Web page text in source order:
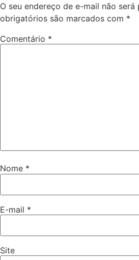
O seu endereço de e-mail não será
obrigatórios são marcados com *
Comentário *
Nome *
E-mail *
Site